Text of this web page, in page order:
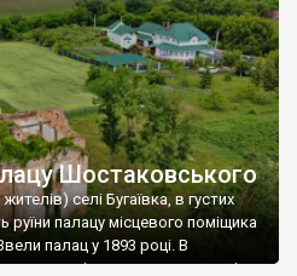
Шостаковського
селі Бугаївка, в густих
руїни палацу місцевого поміщика
палац у 1893 році. В
містилася школа, потім